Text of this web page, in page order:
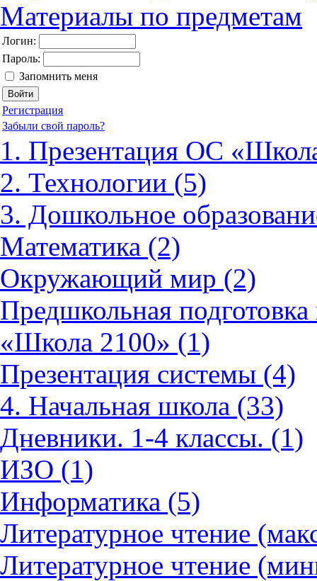
Материалы по предметам
Логин:
Пароль:
Запомнить меня
Регистрация
Забыли свой пароль?
1. Презентация ОС
2. Технологии (5)
3. Дошкольное
Математика (2)
Окружающий мир (2)
Предшкольная
«Школа 2100» (1)
Презентация системы (4)
4. Начальная школа (33)
Дневники. 1-4 классы. (1)
ИЗО (1)
Информатика (5)
Литературное чтение
Литературное чтение